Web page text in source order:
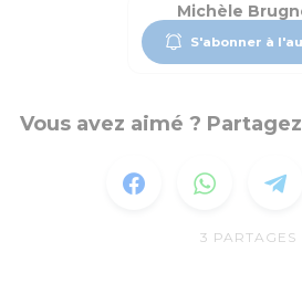
Michèle
S'abonner à
Vous avez aimé ?
3 PARTAGES